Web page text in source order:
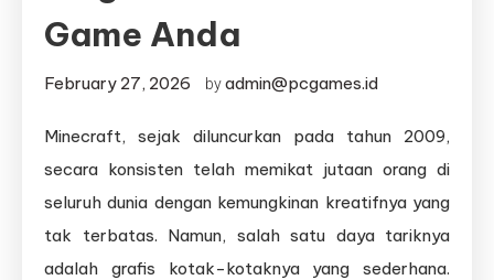
Game Anda
February 27, 2026 byadmin@pcgames.id
Minecraft, sejak diluncurkan pada tahun 2009,
secara konsisten telah memikat jutaan orang di
seluruh dunia dengan kemungkinan kreatifnya yang
tak terbatas. Namun, salah satu daya tariknya
adalah grafis kotak-kotaknya yang sederhana.